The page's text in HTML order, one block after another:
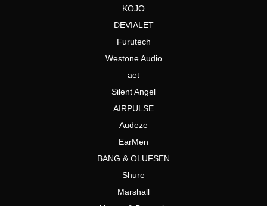
KOJO
DEVIALET
Furutech
Westone Audio
aet
Silent Angel
AIRPULSE
Audeze
EarMen
BANG & OLUFSEN
Shure
Marshall